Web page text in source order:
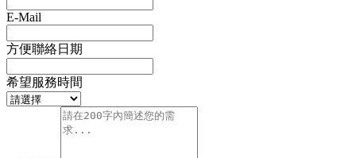
E-Mail
方便聯絡日期
希望服務時間